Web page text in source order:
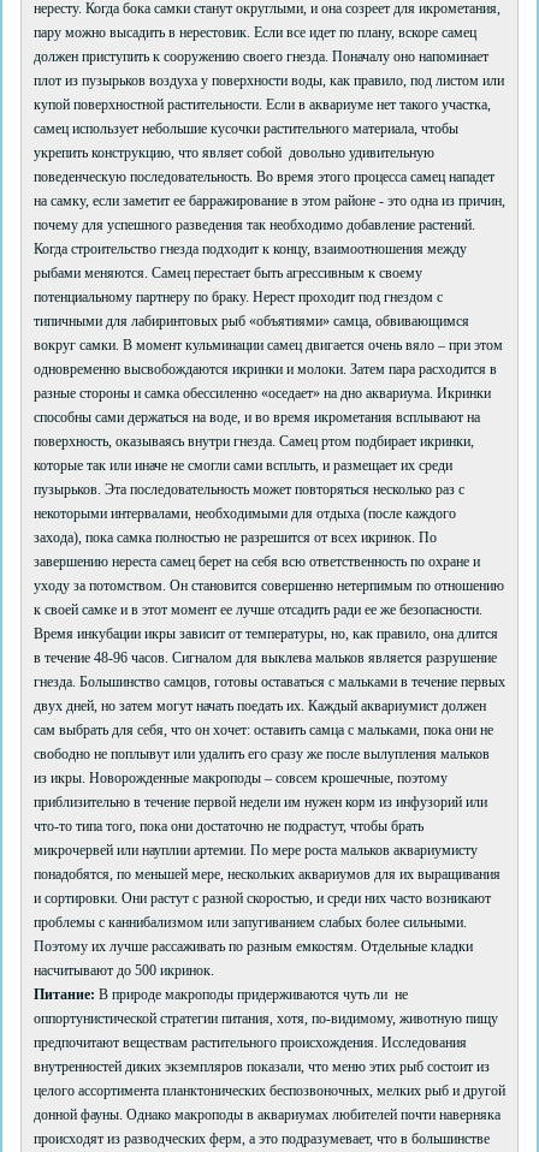
нересту. Когда бока самки станут округлыми, и она созреет для икрометания,
пару можно высадить в нерестовик. Если все идет по плану, вскоре самец
должен приступить к сооружению своего гнезда. Поначалу оно напоминает
плот из пузырьков воздуха у поверхности воды, как правило, под листом или
купой поверхностной растительности. Если в аквариуме нет такого участка,
самец использует небольшие кусочки растительного материала, чтобы
укрепить конструкцию, что являет собой довольно удивительную
поведенческую последовательность. Во время этого процесса самец нападет
на самку, если заметит ее барражирование в этом районе - это одна из причин,
почему для успешного разведения так необходимо добавление растений.
Когда строительство гнезда подходит к концу, взаимоотношения между
рыбами меняются. Самец перестает быть агрессивным к своему
потенциальному партнеру по браку. Нерест проходит под гнездом с
типичными для лабиринтовых рыб «объятиями» самца, обвивающимся
вокруг самки. В момент кульминации самец двигается очень вяло – при этом
одновременно высвобождаются икринки и молоки. Затем пара расходится в
разные стороны и самка обессиленно «оседает» на дно аквариума. Икринки
способны сами держаться на воде, и во время икрометания всплывают на
поверхность, оказываясь внутри гнезда. Самец ртом подбирает икринки,
которые так или иначе не смогли сами всплыть, и размещает их среди
пузырьков. Эта последовательность может повторяться несколько раз с
некоторыми интервалами, необходимыми для отдыха (после каждого
захода), пока самка полностью не разрешится от всех икринок. По
завершению нереста самец берет на себя всю ответственность по охране и
уходу за потомством. Он становится совершенно нетерпимым по отношению
к своей самке и в этот момент ее лучше отсадить ради ее же безопасности.
Время инкубации икры зависит от температуры, но, как правило, она длится
в течение 48-96 часов. Сигналом для выклева мальков является разрушение
гнезда. Большинство самцов, готовы оставаться с мальками в течение первых
двух дней, но затем могут начать поедать их. Каждый аквариумист должен
сам выбрать для себя, что он хочет: оставить самца с мальками, пока они не
свободно не поплывут или удалить его сразу же после вылупления мальков
из икры. Новорожденные макроподы – совсем крошечные, поэтому
приблизительно в течение первой недели им нужен корм из инфузорий или
что-то типа того, пока они достаточно не подрастут, чтобы брать
микрочервей или науплии артемии. По мере роста мальков аквариумисту
понадобятся, по меньшей мере, нескольких аквариумов для их выращивания
и сортировки. Они растут с разной скоростью, и среди них часто возникают
проблемы с каннибализмом или запугиванием слабых более сильными.
Поэтому их лучше рассаживать по разным емкостям. Отдельные кладки
насчитывают до 500 икринок.
Питание: В природе макроподы придерживаются чуть ли не
оппортунистической стратегии питания, хотя, по-видимому, животную пищу
предпочитают веществам растительного происхождения. Исследования
внутренностей диких экземпляров показали, что меню этих рыб состоит из
целого ассортимента планктонических беспозвоночных, мелких рыб и другой
донной фауны. Однако макроподы в аквариумах любителей почти наверняка
происходят из разводческих ферм, а это подразумевает, что в большинстве